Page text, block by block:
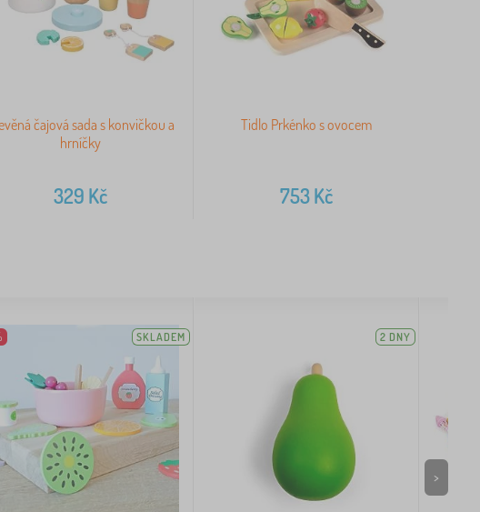
čajová sada s konvičkou a
hrníčky
329 Kč
Tidlo Prkénko s ovocem
753Kč
SKLADEM 2 DNY
>